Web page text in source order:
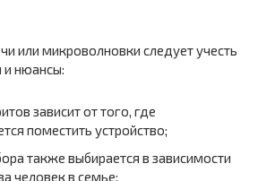
или микроволновки следует учесть
нюансы:
зависит от того, где
поместить устройство;
также выбирается в зависимости
человек в семье;